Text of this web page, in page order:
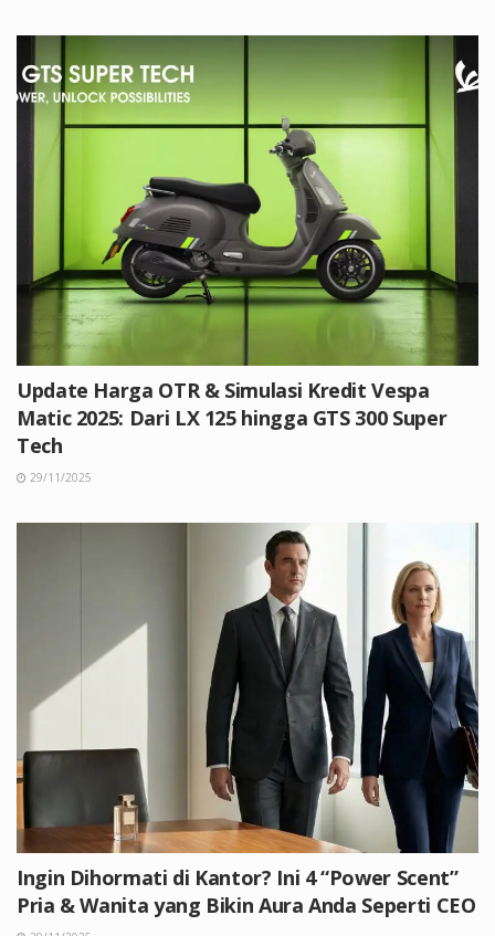
Update Harga OTR & Simulasi Kredit Vespa
Matic 2025: Dari LX 125 hingga GTS 300 Super
Tech
29/11/2025
Ingin Dihormati di Kantor? Ini 4 “Power Scent”
Pria & Wanita yang Bikin Aura Anda Seperti CEO